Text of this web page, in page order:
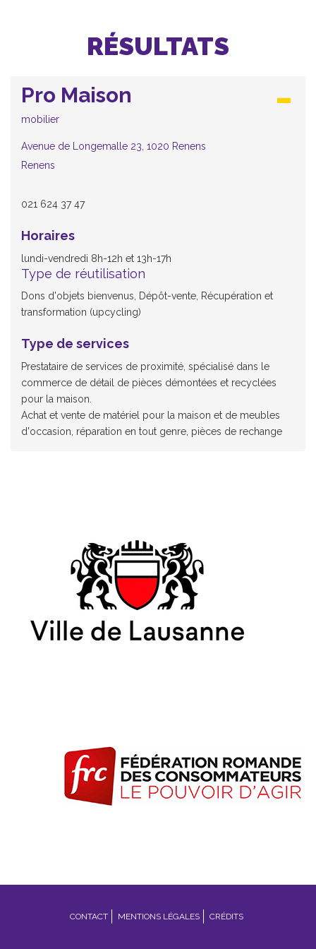
RÉSULTATS
Pro Maison
mobilier
Avenue de Longemalle 23, 1020 Renens
Renens
021 624 37 47
Horaires
lundi-vendredi 8h-12h et 13h-17h
Type de réutilisation
Dons d'objets bienvenus, Dépôt-vente, Récupération et
transformation (upcycling)
Type de services
Prestataire de services de proximité, spécialisé dans le
commerce de détail de pièces démontées et recyclées
pour la maison.
Achat et vente de matériel pour la maison et de meubles
d'occasion, réparation en tout genre, pièces de rechange
FooterCONTACT MENTIONS LÉGALES CRÉDITS